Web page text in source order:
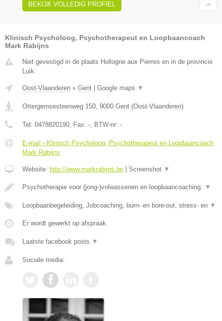
BEKIJK VOLLEDIG PROFIEL
Klinisch Psycholoog, Psychotherapeut en Loopbaancoach
Mark Rabijns
Niet gevestigd in de plaats Hollogne aux Pierres en in de provincie
Luik.
Oost-Vlaanderen » Gent Google maps ▼
Ottergemsesteenweg 150, 9000 Gent (Oost-Vlaanderen)
Tel: 0478820190, Fax: -, BTW-nr: -
E-mail › Klinisch Psycholoog, Psychotherapeut en Loopbaancoach
Mark Rabijns
Website: http://www.markrabijns.be Screenshot ▼
Psychotherapie voor (jong-)volwassenen en loopbaancoaching. ▼
Loopbaanbegeleiding, Jobcoaching, burn- en bore-out, stress- en ▼
Er wordt gewerkt op afspraak.
Laatste facebook posts ▼
Sociale media: